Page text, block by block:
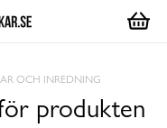
OCH INREDNING
produkten